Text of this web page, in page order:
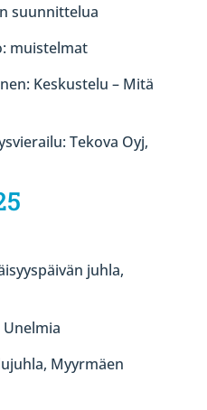
suunnittelua
muistelmat
Keskustelu – Mitä
Tekova Oyj,
juhla,
Unelmia
Myyrmäen